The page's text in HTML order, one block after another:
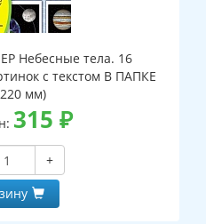
Небесные тела. 16
с текстом В ПАПКЕ
мм)
315 ₽
+